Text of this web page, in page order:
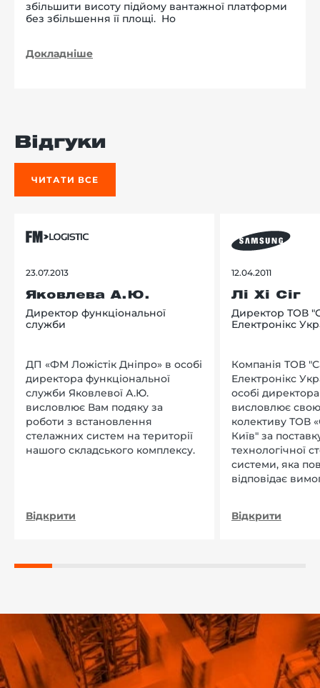
збільшити висоту підйому вантажної платформи
без збільшення її площі. Но
Докладніше
Відгуки
ЧИТАТИ ВСЕ
23.07.2013
Яковлева А.Ю.
Директор функціональної
служби
ДП «ФМ Ложістік Дніпро» в особі
директора функціональної
служби Яковлевої А.Ю.
висловлює Вам подяку за
роботи з встановлення
стелажних систем на території
нашого складського комплексу.
Відкрити
12.04.2011
Лі Хі Сіг
Директор ТОВ
Електронікс
Компанія ТОВ
Електронікс
особі
висловлює
колективу ТОВ
Київ" за
технологічної
системи, яка
відповідає
Відкрити